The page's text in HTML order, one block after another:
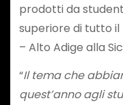
prodotti da
superiore di tutto
– Alto Adige alla
“Il tema che
quest’anno agli